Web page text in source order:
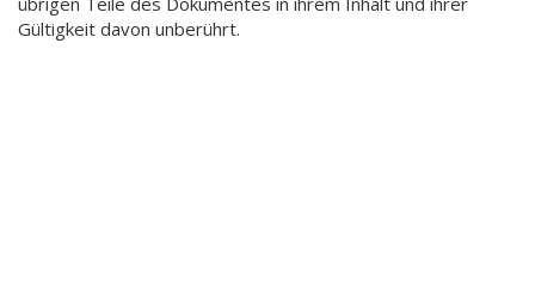
Gültigkeit davon unberührt.